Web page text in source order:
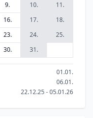
9. 10.
11.
16. 17.
18.
23. 24.
25.
30. 31.
01.01.
06.01.
22.12.25 - 05.01.26